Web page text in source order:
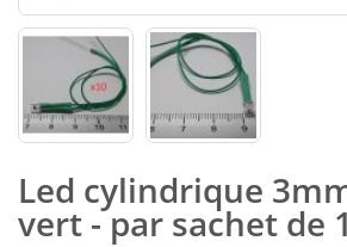
Led cylindrique
vert - par sachet de